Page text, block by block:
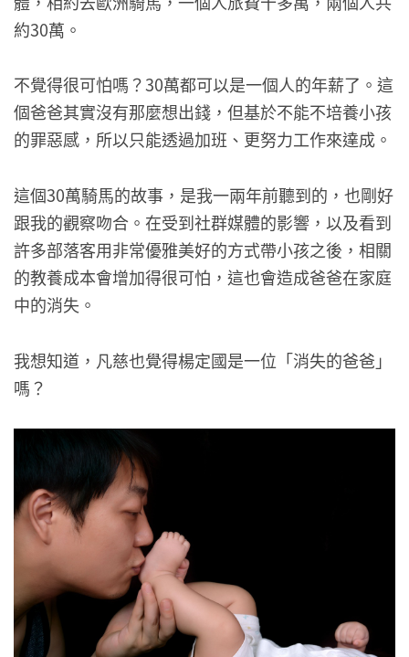
約30萬。
不覺得很可怕嗎？30萬都可以是一個人的年薪了。這
個爸爸其實沒有那麼想出錢，但基於不能不培養小孩
的罪惡感，所以只能透過加班、更努力工作來達成。
這個30萬騎馬的故事，是我一兩年前聽到的，也剛好
跟我的觀察吻合。在受到社群媒體的影響，以及看到
許多部落客用非常優雅美好的方式帶小孩之後，相關
的教養成本會增加得很可怕，這也會造成爸爸在家庭
中的消失。
我想知道，凡慈也覺得楊定國是一位「消失的爸爸」
嗎？